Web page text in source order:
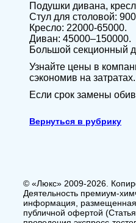
Подушки дивана,
Стул для столовой:
Кресло: 22000-65000.
Диван: 45000–150000.
Большой секционный
Узнайте цены в
сэкономив на затратах.
Если срок замены
Вернуться в рубрику
© «Люкс» 2009-2026.
Деятельность премиум-
информация, размещенная
публичной офертой